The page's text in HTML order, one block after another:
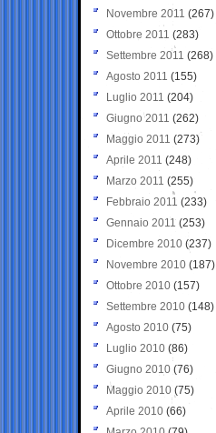
Novembre 2011 (267)
Ottobre 2011 (283)
Settembre 2011 (268)
Agosto 2011 (155)
Luglio 2011 (204)
Giugno 2011 (262)
Maggio 2011 (273)
Aprile 2011 (248)
Marzo 2011 (255)
Febbraio 2011 (233)
Gennaio 2011 (253)
Dicembre 2010 (237)
Novembre 2010 (187)
Ottobre 2010 (157)
Settembre 2010 (148)
Agosto 2010 (75)
Luglio 2010 (86)
Giugno 2010 (76)
Maggio 2010 (75)
Aprile 2010 (66)